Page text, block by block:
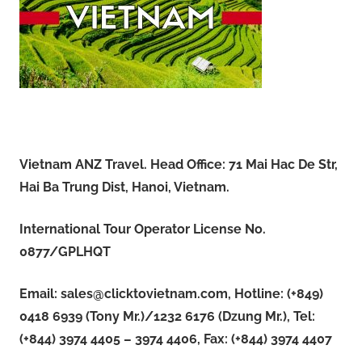
Vietnam ANZ Travel. Head Office: 71 Mai Hac De Str,
Hai Ba Trung Dist, Hanoi, Vietnam.
International Tour Operator License No.
0877/GPLHQT
Email: sales@clicktovietnam.com, Hotline: (+849)
0418 6939 (Tony Mr.)/1232 6176 (Dzung Mr.), Tel:
(+844) 3974 4405 – 3974 4406, Fax: (+844) 3974 4407